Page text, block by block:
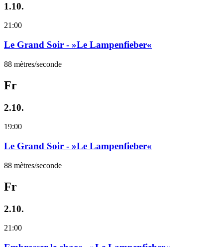
1.10.
21:00
Le Grand Soir - »Le Lampenfieber«
88 mètres/seconde
Fr
2.10.
19:00
Le Grand Soir - »Le Lampenfieber«
88 mètres/seconde
Fr
2.10.
21:00